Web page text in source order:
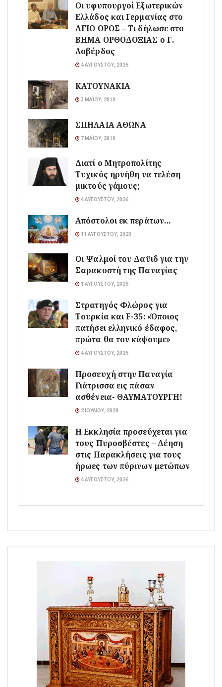
Οι υφυπουργοί Εξωτερικών
Ελλάδος και Γερμανίας στο
ΑΓΙΟ ΟΡΟΣ – Τι δήλωσε στο
ΒΗΜΑ ΟΡΘΟΔΟΞΙΑΣ ο Γ.
Λοβέρδος
4 ΑΥΓΟΎΣΤΟΥ, 2026
ΚΑΤΟΥΝΑΚΙΑ
3 ΜΑΪ́ΟΥ, 2010
ΣΠΗΛΑΙΑ ΑΘΩΝΑ
7 ΜΑΪ́ΟΥ, 2010
Διατί ο Μητροπολίτης
Τυχικός ηρνήθη να τελέση
μικτούς γάμους;
4 ΑΥΓΟΎΣΤΟΥ, 2026
Απόστολοι εκ περάτων…
11 ΑΥΓΟΎΣΤΟΥ, 2023
Οι Ψαλμοί του Δαϋιδ για την
Σαρακοστή της Παναγίας
1 ΑΥΓΟΎΣΤΟΥ, 2026
Στρατηγός Φλώρος για
Τουρκία και F-35: «Όποιος
πατήσει ελληνικό έδαφος,
πρώτα θα τον κάψουμε»
4 ΑΥΓΟΎΣΤΟΥ, 2026
Προσευχή στην Παναγία
Γιάτρισσα εις πάσαν
ασθένεια- ΘΑΥΜΑΤΟΥΡΓΗ!
2 ΙΟΥΛΊΟΥ, 2020
Η Εκκλησία προσεύχεται για
τους Πυροσβέστες – Δέηση
στις Παρακλήσεις για τους
ήρωες των πύρινων μετώπων
4 ΑΥΓΟΎΣΤΟΥ, 2026